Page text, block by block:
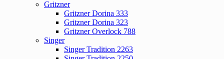
Gritzner
Gritzner Dorina 333
Gritzner Dorina 323
Gritzner Overlock 788
Singer
Singer Tradition 2263